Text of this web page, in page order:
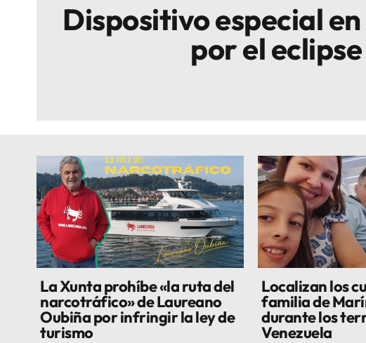
Dispositivo especial
por el eclipse
La Xunta prohíbe «la ruta del
narcotráfico» de Laureano
Oubiña por infringir la ley de
turismo
Localizan los
familia de
durante los
Venezuela